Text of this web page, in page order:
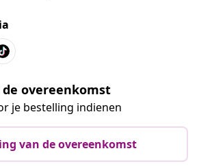
overeenkomst
je bestelling indienen
van de overeenkomst